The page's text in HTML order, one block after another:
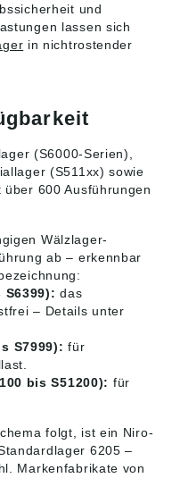
und
lassen sich
in nichtrostender
(S6000-Serien),
(S511xx) sowie
600 Ausführungen
Wälzlager-
ab – erkennbar
das
– Details unter
S7999): für
bis S51200): für
folgt, ist ein Niro-
6205 –
Markenfabrikate von